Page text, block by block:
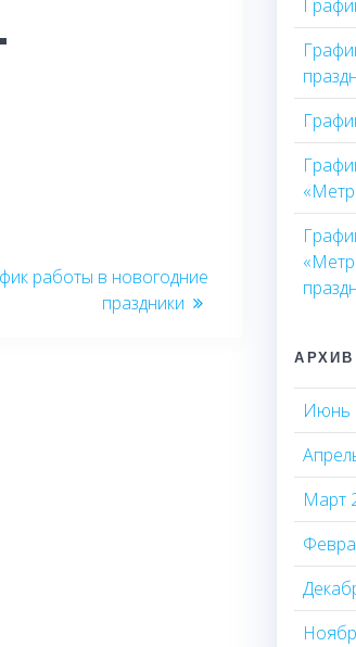
работы в новогодние
праздники
АРХИВ
Июнь
Март